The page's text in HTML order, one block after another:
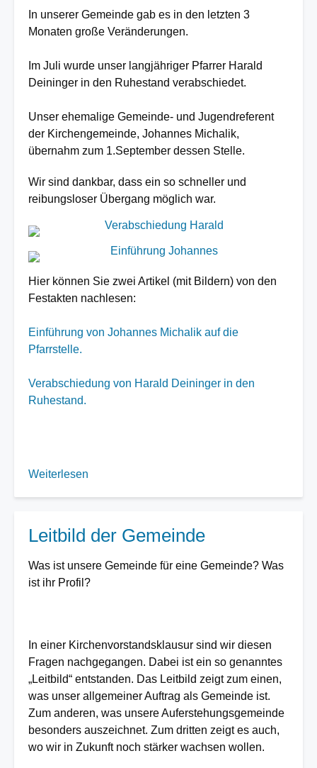
In unserer Gemeinde gab es in den letzten 3
Monaten große Veränderungen.
Im Juli wurde unser langjähriger Pfarrer Harald
Deininger in den Ruhestand verabschiedet.
Unser ehemalige Gemeinde- und Jugendreferent
der Kirchengemeinde, Johannes Michalik,
übernahm zum 1.September dessen Stelle.
Wir sind dankbar, dass ein so schneller und
reibungsloser Übergang möglich war.
Image
Image
Hier können Sie zwei Artikel (mit Bildern) von den
Festakten nachlesen:
Einführung von Johannes Michalik auf die
Pfarrstelle.
Verabschiedung von Harald Deininger in den
Ruhestand.
Weiterlesen
Gemeinde
Leitbild der Gemeinde
Was ist unsere Gemeinde für eine Gemeinde? Was
ist ihr Profil?
In einer Kirchenvorstandsklausur sind wir diesen
Fragen nachgegangen. Dabei ist ein so genanntes
„Leitbild“ entstanden. Das Leitbild zeigt zum einen,
was unser allgemeiner Auftrag als Gemeinde ist.
Zum anderen, was unsere Auferstehungsgemeinde
besonders auszeichnet. Zum dritten zeigt es auch,
wo wir in Zukunft noch stärker wachsen wollen.